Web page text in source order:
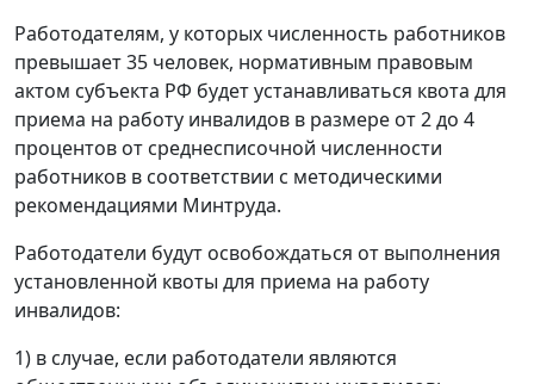
Работодателям, у которых численность работников
превышает 35 человек, нормативным правовым
актом субъекта РФ будет устанавливаться квота для
приема на работу инвалидов в размере от 2 до 4
процентов от среднесписочной численности
работников в соответствии с методическими
рекомендациями Минтруда.
Работодатели будут освобождаться от выполнения
установленной квоты для приема на работу
инвалидов:
1) в случае, если работодатели являются